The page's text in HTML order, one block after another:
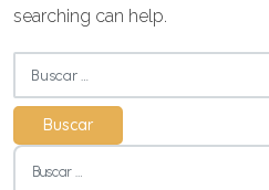
searching can help.
Buscar:
Buscar: